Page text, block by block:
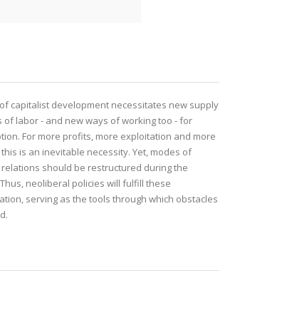
capitalist development necessitates new supply
of labor - and new ways of working too - for
For more profits, more exploitation and more
is an inevitable necessity. Yet, modes of
should be restructured during the
neoliberal policies will fulfill these
serving as the tools through which obstacles